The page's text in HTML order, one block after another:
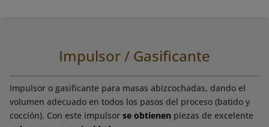
Impulsor / Gasificante
Impulsor o gasificante para masas abizcochadas, dando el
volumen adecuado en todos los pasos del proceso (batido y
cocción). Con este impulsorse obtienen piezas de excelente